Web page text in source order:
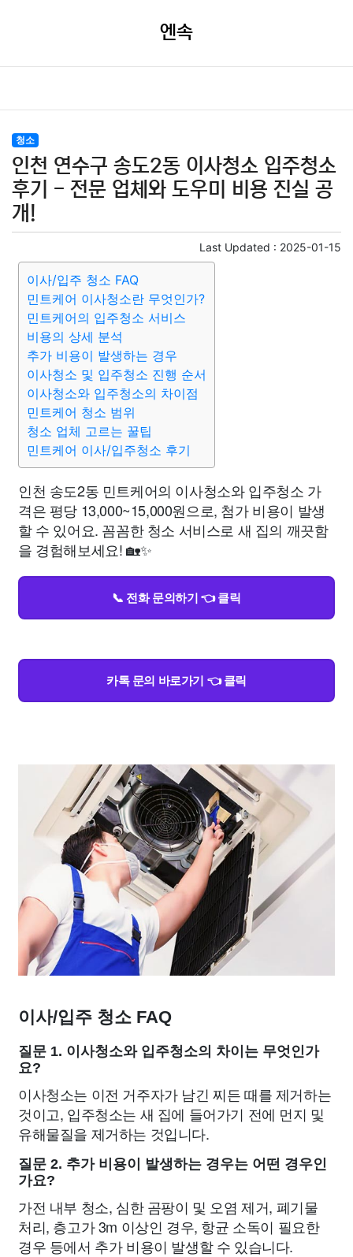
엔속
청소
인천 연수구 송도2동 이사청소 입주청소
후기 - 전문 업체와 도우미 비용 진실 공
개!
Last Updated : 2025-01-15
이사/입주 청소 FAQ
민트케어 이사청소란 무엇인가?
민트케어의 입주청소 서비스
비용의 상세 분석
추가 비용이 발생하는 경우
이사청소 및 입주청소 진행 순서
이사청소와 입주청소의 차이점
민트케어 청소 범위
청소 업체 고르는 꿀팁
민트케어 이사/입주청소 후기
인천 송도2동 민트케어의 이사청소와 입주청소 가
격은 평당 13,000~15,000원으로, 첨가 비용이 발생
할 수 있어요. 꼼꼼한 청소 서비스로 새 집의 깨끗함
을 경험해보세요! 🏡✨
📞 전화 문의하기 👈 클릭
카톡 문의 바로가기 👈 클릭
이사/입주 청소 FAQ
질문 1. 이사청소와 입주청소의 차이는 무엇인가
요?
이사청소는 이전 거주자가 남긴 찌든 때를 제거하는
것이고, 입주청소는 새 집에 들어가기 전에 먼지 및
유해물질을 제거하는 것입니다.
질문 2. 추가 비용이 발생하는 경우는 어떤 경우인
가요?
가전 내부 청소, 심한 곰팡이 및 오염 제거, 폐기물
처리, 층고가 3m 이상인 경우, 항균 소독이 필요한
경우 등에서 추가 비용이 발생할 수 있습니다.